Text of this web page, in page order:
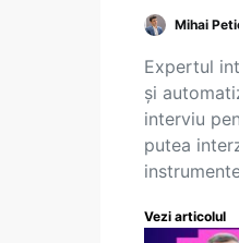
Mihai
Expertul
și
interviu
putea
Vezi articolul